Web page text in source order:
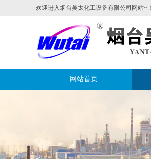
欢迎进入烟台吴太化工设备有限公司网站~！
网站首页